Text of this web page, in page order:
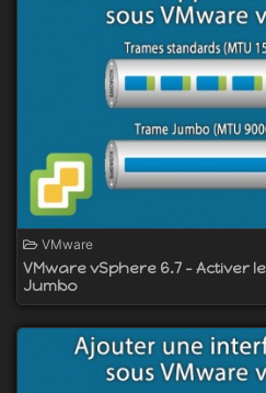
VMware
VMware vSphere 6.7 - Activer
Jumbo